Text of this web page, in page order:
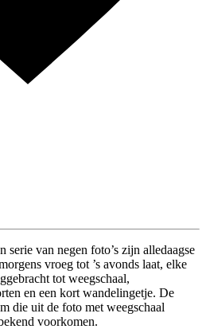
van negen foto’s zijn alledaagse
vroeg tot ’s avonds laat, elke
tot weegschaal,
en een kort wandelingetje. De
die uit de foto met weegschaal
voorkomen.